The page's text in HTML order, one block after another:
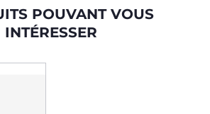
POUVANT VOUS
INTÉRESSER